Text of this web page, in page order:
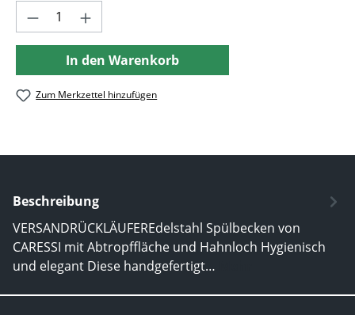
Produkt Anzahl: Gib den gewünschten
In den Warenkorb
Zum Merkzettel hinzufügen
Beschreibung
VERSANDRÜCKLÄUFEREdelstahl Spülbecken von
CARESSI mit Abtropffläche und Hahnloch Hygienisch
und elegant Diese handgefertigt…